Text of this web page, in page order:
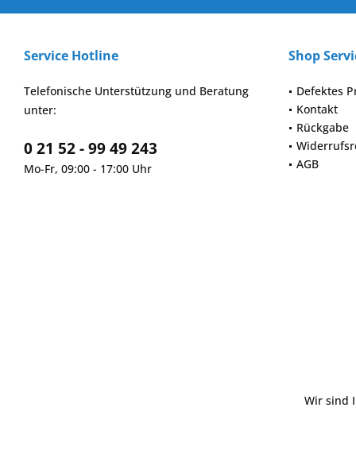
Service Hotline
Telefonische Unterstützung und Beratung
unter:
0 21 52 - 99 49 243
Mo-Fr, 09:00 - 17:00 Uhr
Shop
Defektes
Kontakt
Rückgabe
AGB
Wir sind